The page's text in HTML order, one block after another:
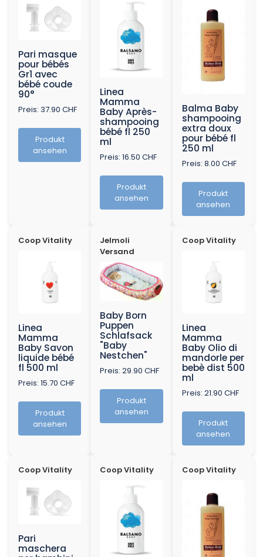
Pari masque
pour bébés
Gr1 avec
bébé coude
90°
Preis: 37.90 CHF
Produkt
ansehen
Linea
Mamma
Baby Après-
shampooing
bébé fl 250
ml
Preis: 16.50 CHF
Produkt
ansehen
Balma Baby
shampooing
extra doux
pour bébé fl
250 ml
Preis: 8.00 CHF
Produkt
ansehen
Coop Vitality
Linea
Mamma
Baby Savon
liquide bébé
fl 500 ml
Preis: 15.70 CHF
Produkt
ansehen
Jelmoli
Versand
Baby Born
Puppen
Schlafsack
"Baby
Nestchen"
Preis: 29.90 CHF
Produkt
ansehen
Coop Vitality
Linea
Mamma
Baby Olio di
mandorle per
bebè dist 500
ml
Preis: 21.90 CHF
Produkt
ansehen
Coop Vitality
Pari
maschera
Coop Vitality Coop Vitality